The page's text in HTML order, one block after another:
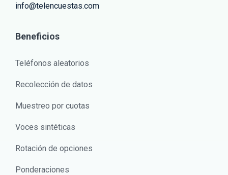
info@telencuestas.com
Beneficios
Teléfonos aleatorios
Recolección de datos
Muestreo por cuotas
Voces sintéticas
Rotación de opciones
Ponderaciones